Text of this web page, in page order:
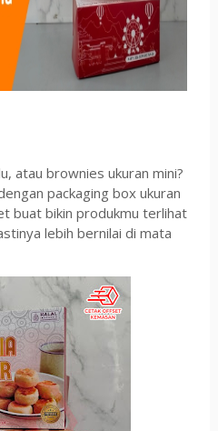
atau brownies ukuran mini?
packaging box ukuran
buat bikin produkmu terlihat
lebih bernilai di mata